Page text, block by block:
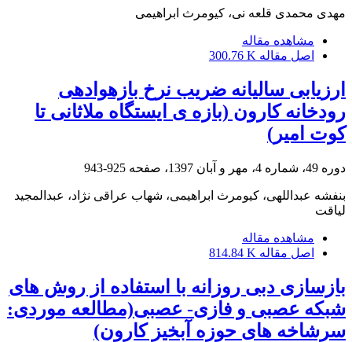
مهدی محمدی قلعه نی، کیومرث ابراهیمی
مشاهده مقاله
اصل مقاله 300.76 K
ارزیابی سالیانه ضریب نرخ بازهوادهی
رودخانه کارون (بازه ی ایستگاه ملاثانی تا
کوت امیر)
دوره 49، شماره 4، مهر و آبان 1397، صفحه 925-943
بنفشه عبداللهی، کیومرث ابراهیمی، شهاب عراقی نژاد، عبدالمجید
لیاقت
مشاهده مقاله
اصل مقاله 814.84 K
بازسازی دبی روزانه با استفاده از روش های
شبکه عصبی و فازی- عصبی(مطالعه موردی:
سرشاخه های حوزه آبخیز کارون)